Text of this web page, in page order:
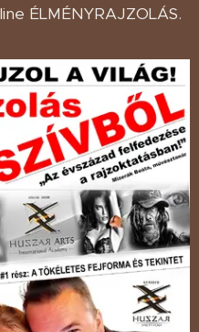
ÉLMÉNYRAJZOLÁS.